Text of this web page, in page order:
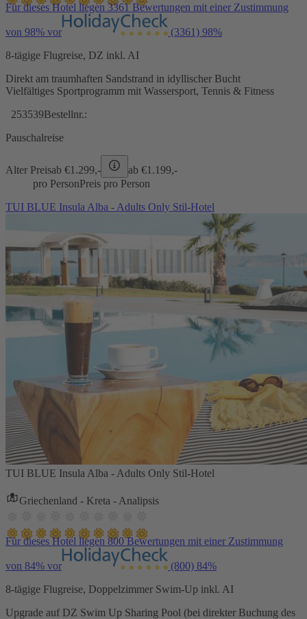
Für dieses Hotel liegen 3361 Bewertungen mit einer Zustimmung
von 98% vor (3361) 98%
8-tägige Flugreise, DZ inkl. AI
Direkt am traumhaften Sandstrand in idyllischer Bucht
Vielfältiges Sportprogramm mit Wassersport, Tennis & Fitness
253539Bestellnr.:
Pauschalreise
Alter Preisab €1.299,- ab €1.199,-
pro PersonPreis pro Person
TUI BLUE Insula Alba - Adults Only Stil-Hotel
TUI BLUE Insula Alba - Adults Only Stil-Hotel
Griechenland - Kreta - Analipsis
Für dieses Hotel liegen 800 Bewertungen mit einer Zustimmung
von 84% vor (800) 84%
8-tägige Flugreise, Doppelzimmer Swim-Up inkl. AI
Upgrade auf DZ Swim Up Sharing Pool (bei direkter Buchung des